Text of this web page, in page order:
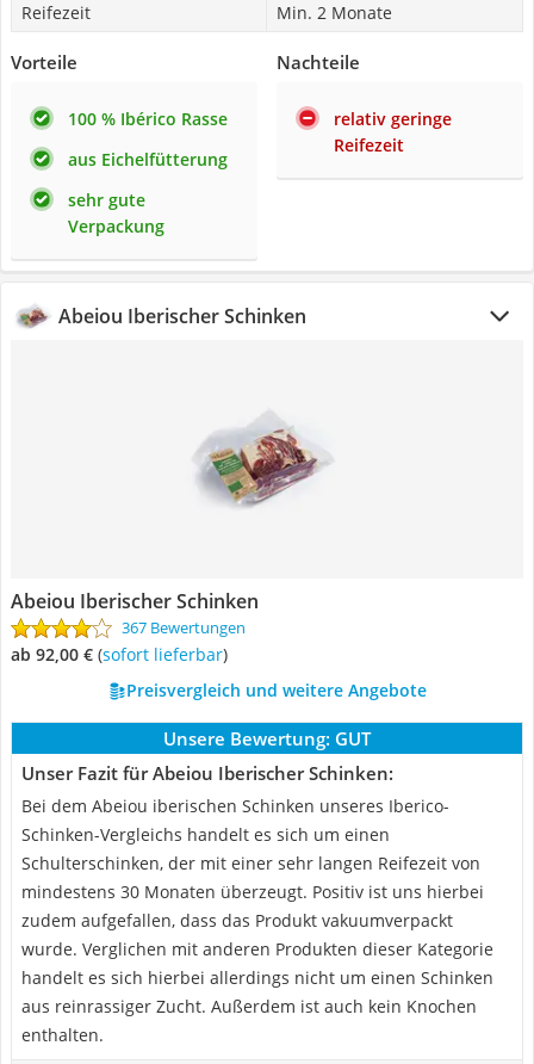
Reifezeit
Min. 2 Monate
Vorteile
100 % Ibérico Rasse
aus Eichelfütterung
sehr gute
Verpackung
Nachteile
relativ geringe
Reifezeit
Abeiou Iberischer Schinken
Abeiou Iberischer Schinken
367 Bewertungen
ab 92,00 € ( Sofort lieferbar)
Preisvergleich und weitere Angebote
Unsere Bewertung: GUT
Unser Fazit für Abeiou Iberischer Schinken:
Bei dem Abeiou iberischen Schinken unseres Iberico-
Schinken-Vergleichs handelt es sich um einen
Schulterschinken, der mit einer sehr langen Reifezeit von
mindestens 30 Monaten überzeugt. Positiv ist uns hierbei
zudem aufgefallen, dass das Produkt vakuumverpackt
wurde. Verglichen mit anderen Produkten dieser Kategorie
handelt es sich hierbei allerdings nicht um einen Schinken
aus reinrassiger Zucht. Außerdem ist auch kein Knochen
enthalten.